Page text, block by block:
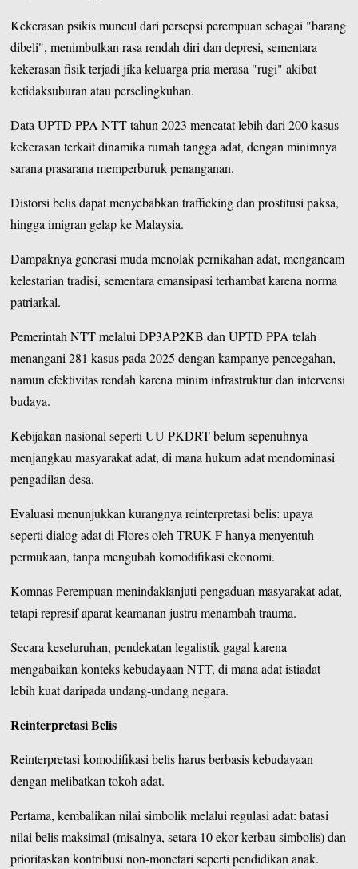
Kekerasan psikis muncul dari persepsi perempuan sebagai "barang
dibeli", menimbulkan rasa rendah diri dan depresi, sementara
kekerasan fisik terjadi jika keluarga pria merasa "rugi" akibat
ketidaksuburan atau perselingkuhan.
Data UPTD PPA NTT tahun 2023 mencatat lebih dari 200 kasus
kekerasan terkait dinamika rumah tangga adat, dengan minimnya
sarana prasarana memperburuk penanganan.
Distorsi belis dapat menyebabkan trafficking dan prostitusi paksa,
hingga imigran gelap ke Malaysia.
Dampaknya generasi muda menolak pernikahan adat, mengancam
kelestarian tradisi, sementara emansipasi terhambat karena norma
patriarkal.
Pemerintah NTT melalui DP3AP2KB dan UPTD PPA telah
menangani 281 kasus pada 2025 dengan kampanye pencegahan,
namun efektivitas rendah karena minim infrastruktur dan intervensi
budaya.
Kebijakan nasional seperti UU PKDRT belum sepenuhnya
menjangkau masyarakat adat, di mana hukum adat mendominasi
pengadilan desa.
Evaluasi menunjukkan kurangnya reinterpretasi belis: upaya
seperti dialog adat di Flores oleh TRUK-F hanya menyentuh
permukaan, tanpa mengubah komodifikasi ekonomi.
Komnas Perempuan menindaklanjuti pengaduan masyarakat adat,
tetapi represif aparat keamanan justru menambah trauma.
Secara keseluruhan, pendekatan legalistik gagal karena
mengabaikan konteks kebudayaan NTT, di mana adat istiadat
lebih kuat daripada undang-undang negara.
Reinterpretasi Belis
Reinterpretasi komodifikasi belis harus berbasis kebudayaan
dengan melibatkan tokoh adat.
Pertama, kembalikan nilai simbolik melalui regulasi adat: batasi
nilai belis maksimal (misalnya, setara 10 ekor kerbau simbolis) dan
prioritaskan kontribusi non-monetari seperti pendidikan anak.